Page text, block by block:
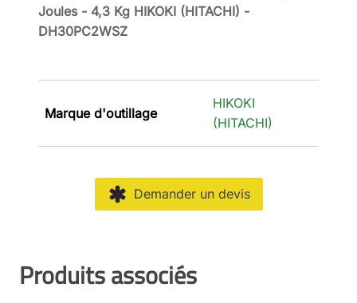
Joules - 4,3 Kg HIKOKI (HITACHI) -
DH30PC2WSZ
Marque d'outillage
HIKOKI
(HITACHI)
Demander un devis
Produits associés